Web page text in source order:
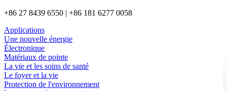
+86 27 8439 6550 | +86 181 6277 0058
Applications
Une nouvelle énergie
Électronique
Matériaux de pointe
La vie et les soins de santé
Le foyer et la vie
Protection de l'environnement